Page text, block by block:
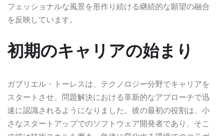
フェッショナルな風景を形作り続ける継続的な願望の融合
を反映しています。
初期のキャリアの始まり
ガブリエル・トーレスは、テクノロジー分野でキャリアを
スタートさせ、問題解決における革新的なアプローチで迅
速に認識されるようになりました。彼の最初の役割は、小
さなスタートアップでのソフトウェア開発者であり、そこ